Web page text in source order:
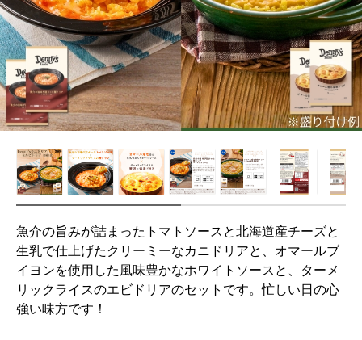
魚介の旨みが詰まったトマトソースと北海道産チーズと
生乳で仕上げたクリーミーなカニドリアと、オマールブ
イヨンを使用した風味豊かなホワイトソースと、ターメ
リックライスのエビドリアのセットです。忙しい日の心
強い味方です！